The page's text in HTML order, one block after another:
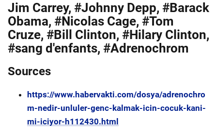
Jim Carrey, #Johnny Depp, #Barack
Obama, #Nicolas Cage, #Tom
Cruze, #Bill Clinton, #Hilary Clinton,
#sang d'enfants, #Adrenochrom
Sources
https://www.habervakti.com/dosya/adrenochro
m-nedir-unluler-genc-kalmak-icin-cocuk-kani-
mi-iciyor-h112430.html